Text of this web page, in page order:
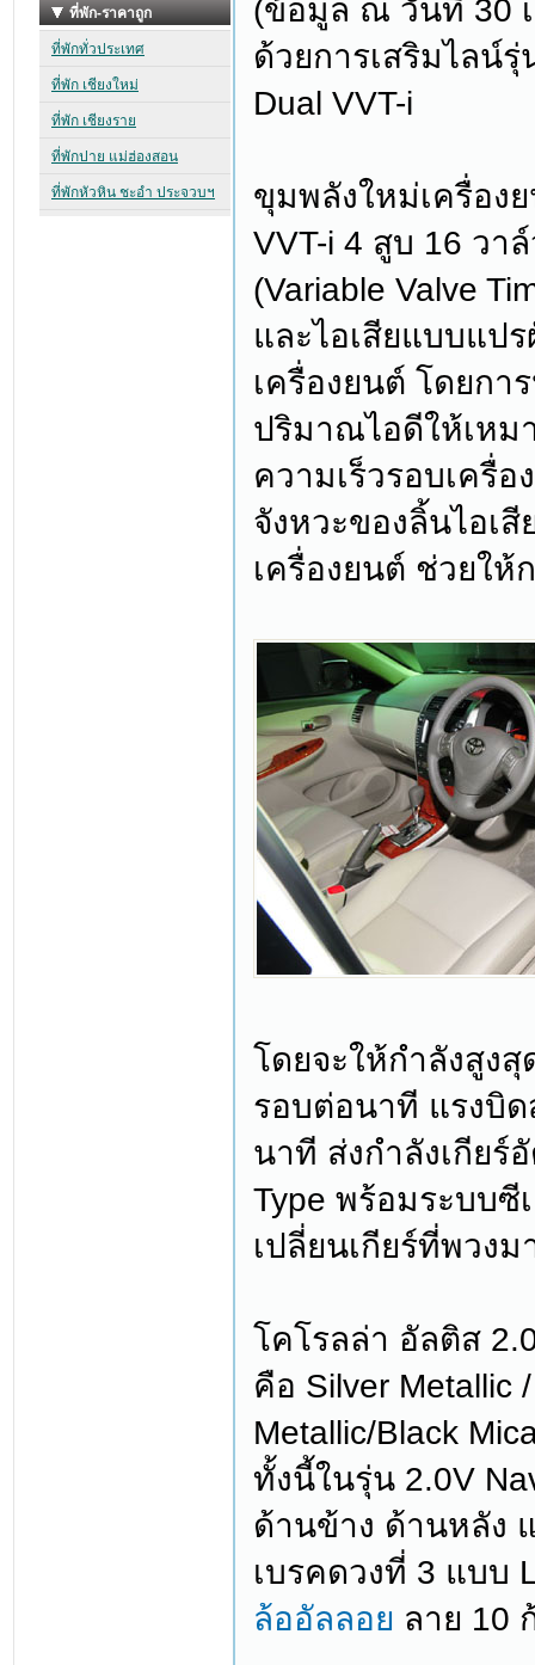
(ข้อมูล ณ วันที่ 30
ด้วยการเสริมไลน์
Dual VVT-i
ขุมพลังใหม่เครื่อง
VVT-i 4 สูบ 16 วา
(Variable Valve
และไอเสียแบบแป
เครื่องยนต์ โดยก
ปริมาณไอดีให้เหม
ความเร็วรอบเครื่
จังหวะของลิ้นไอเ
เครื่องยนต์ ช่วยให้
โดยจะให้กำลังสูง
รอบต่อนาที แรงบิ
นาที ส่งกำลังเกียร์
Type พร้อมระบบซี
เปลี่ยนเกียร์ที่พวงม
โคโรลล่า อัลติส
คือ Silver Metallic
Metallic/Black
ทั้งนี้ในรุ่น 2.0V
ด้านข้าง ด้านหลัง
เบรคดวงที่ 3 แบบ
ล้ออัลลอย ลาย 10